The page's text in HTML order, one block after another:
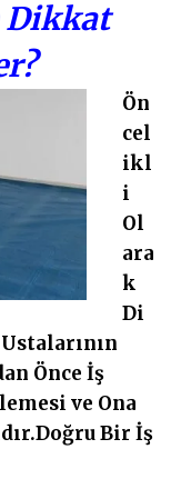
Dikkat
Ön
cel
ikl
i
Ol
ara
k
Di
Önce İş
ve Ona
Bir İş